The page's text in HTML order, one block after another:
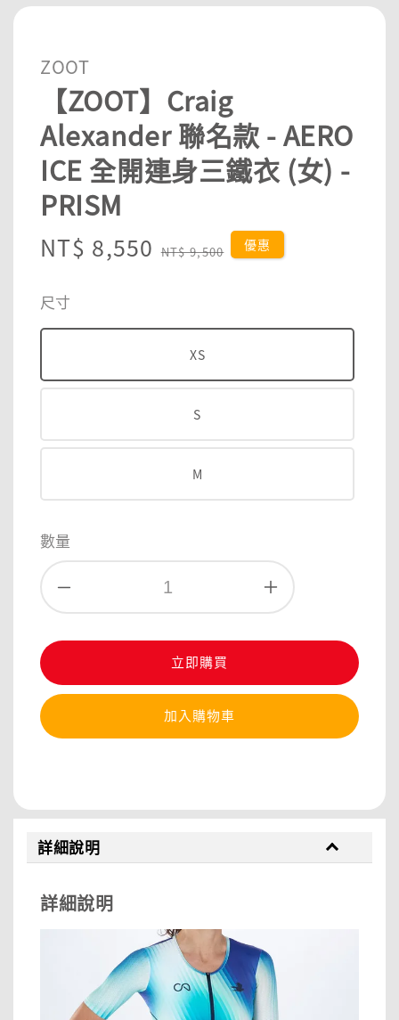
ZOOT
【ZOOT】Craig
Alexander 聯名款 - AERO
ICE 全開連身三鐵衣 (女) -
PRISM
Sale
NT$ 8,550 Regular
NT$ 9,500 優惠
尺寸
XS
S
M
數量
立即購買
加入購物車
詳細說明
詳細說明